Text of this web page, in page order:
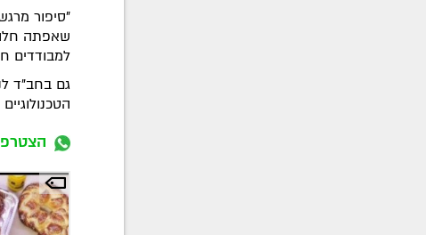
"סיפור
שאפתה
למבודדים
גם בחב"ד